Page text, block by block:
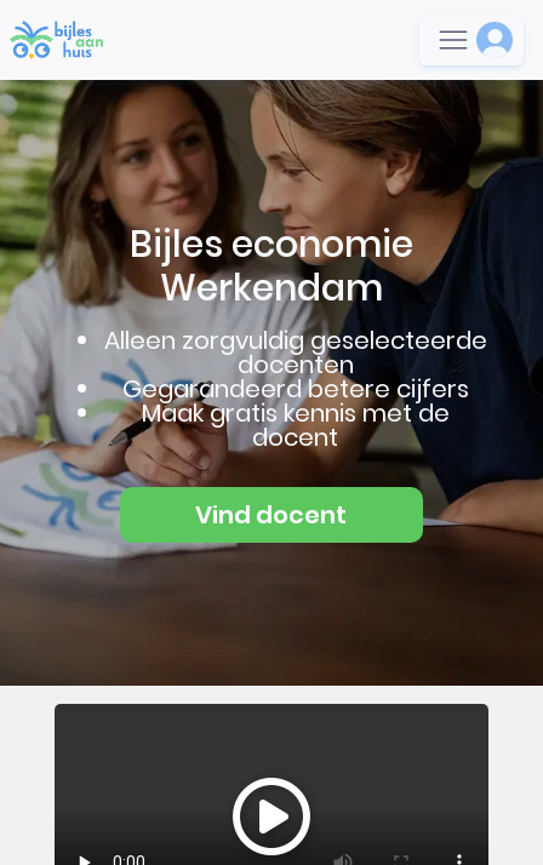
Bijles economie
Werkendam
Alleen zorgvuldig geselecteerde
docenten
Gegarandeerd betere cijfers
Maak gratis kennis met de
docent
Vind docent